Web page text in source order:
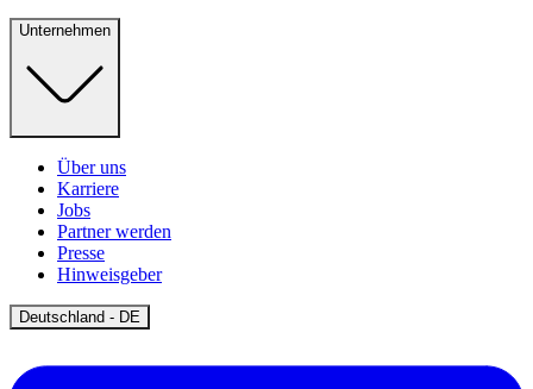
Unternehmen
Über uns
Karriere
Jobs
Partner werden
Presse
Hinweisgeber
Deutschland - DE